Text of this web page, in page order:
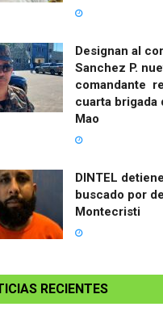
Designan al
Sanchez P.
comandante
cuarta brigada
Mao
DINTEL
buscado por
Montecristi
RECIENTES